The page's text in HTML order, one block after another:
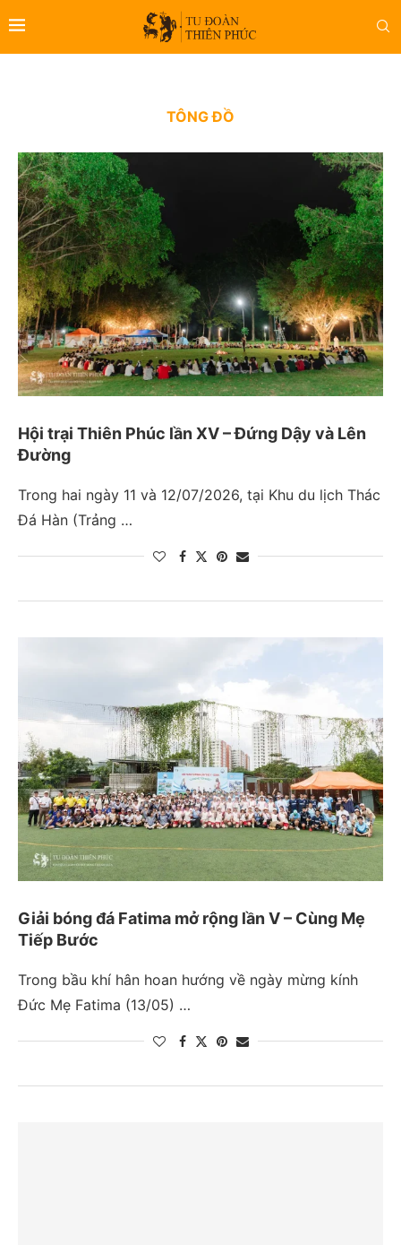
TÔNG ĐỒ
Hội trại Thiên Phúc lần XV – Đứng Dậy và Lên
Đường
Trong hai ngày 11 và 12/07/2026, tại Khu du lịch Thác
Đá Hàn (Trảng …
Giải bóng đá Fatima mở rộng lần V – Cùng Mẹ
Tiếp Bước
Trong bầu khí hân hoan hướng về ngày mừng kính
Đức Mẹ Fatima (13/05) …